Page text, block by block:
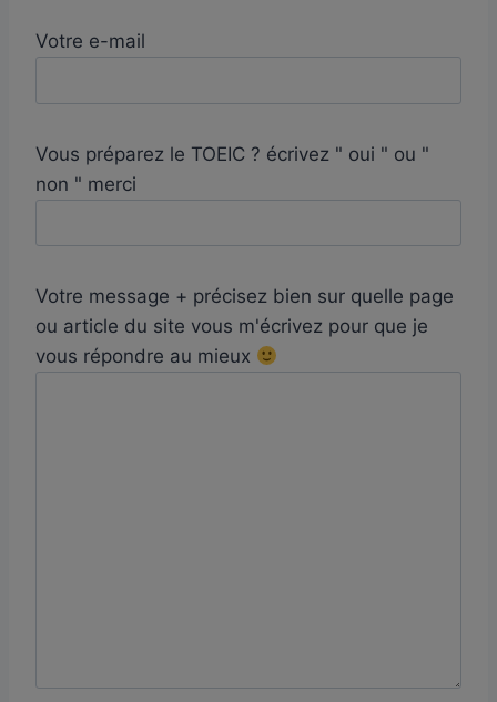
Votre e-mail
Vous préparez le TOEIC ? écrivez " oui " ou "
non " merci
Votre message + précisez bien sur quelle page
ou article du site vous m'écrivez pour que je
vous répondre au mieux